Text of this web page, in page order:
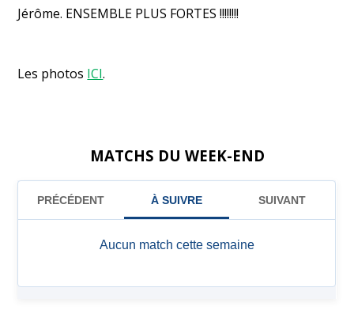
Jérôme. ENSEMBLE PLUS FORTES !!!!!!!!
Les photos ICI.
MATCHS DU WEEK-END